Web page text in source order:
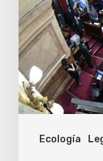
Ecología
organizaciones
piden
al
Senado
frenar
la
entrega